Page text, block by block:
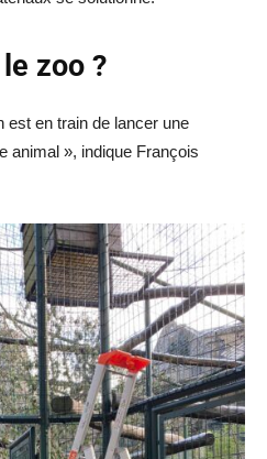
zoo ?
est en train de lancer une
animal », indique François